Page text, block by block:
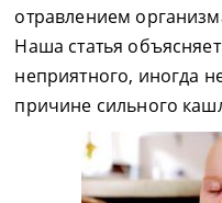
отравлением
Наша статья
неприятного, иногда
причине сильного